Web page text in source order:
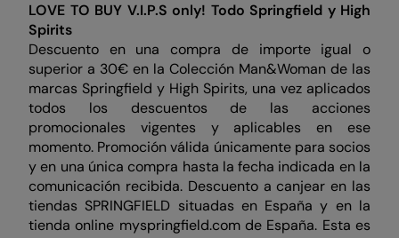
LOVE TO BUY V.I.P.S only! Todo Springfield y High
Spirits
Descuento en una compra de importe igual o
superior a 30€ en la Colección Man&Woman de las
marcas Springfield y High Spirits, una vez aplicados
todos los descuentos de las acciones
promocionales vigentes y aplicables en ese
momento. Promoción válida únicamente para socios
y en una única compra hasta la fecha indicada en la
comunicación recibida. Descuento a canjear en las
tiendas SPRINGFIELD situadas en España y en la
tienda online myspringfield.com de España. Esta es